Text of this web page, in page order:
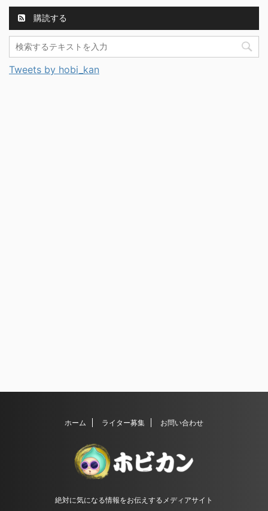
購読する
Tweets by hobi_kan
ホーム ライター募集 お問い合わせ
絶対に気になる情報をお伝えするメディアサイト